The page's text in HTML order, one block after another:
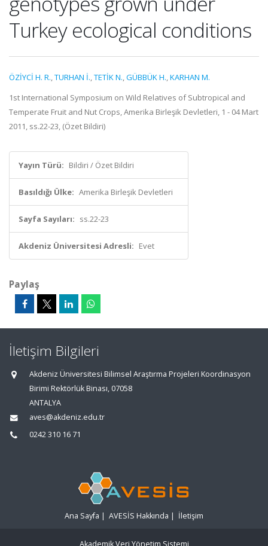
Turkey ecological conditions
ÖZİYCİ H. R.,TURHAN İ.,TETİK N.,GÜBBÜK H.,KARHAN M.
1st International Symposium on Wild Relatives of Subtropical and
Temperate Fruit and Nut Crops, Amerika Birleşik Devletleri, 1 - 04 Mart
2011, ss.22-23, (Özet Bildiri)
Yayın Türü: Bildiri / Özet Bildiri
Basıldığı Ülke: Amerika Birleşik Devletleri
Sayfa Sayıları: ss.22-23
Akdeniz Üniversitesi Adresli: Evet
Paylaş
İletişim Bilgileri
Akdeniz Üniversitesi Bilimsel Araştırma Projeleri Koordinasyon
Birimi Rektörlük Binası, 07058
ANTALYA
aves@akdeniz.edu.tr
0242 310 16 71
Ana Sayfa | AVESİS Hakkında | İletişim
Akademik Veri Yönetim Sistemi